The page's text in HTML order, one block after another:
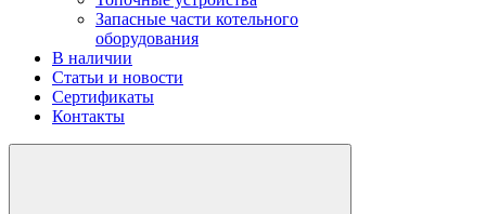
Запасные части котельного
оборудования
В наличии
Статьи и новости
Сертификаты
Контакты